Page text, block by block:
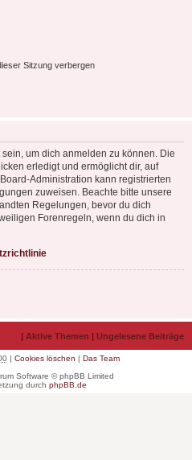
Sitzung verbergen
um dich anmelden zu können. Die
erledigt und ermöglicht dir, auf
Administration kann registrierten
zuweisen. Beachte bitte unsere
Regelungen, bevor du dich
Forenregeln, wenn du dich in
| Aktive Themen | Ungelesene Beiträge
| Cookies löschen | Das Team
Software © phpBB Limited
durch phpBB.de